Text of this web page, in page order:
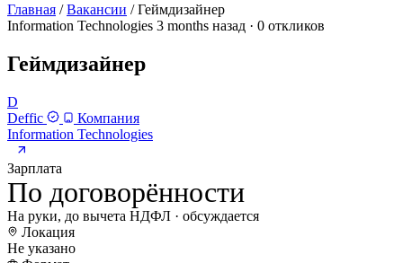
Главная / Вакансии / Геймдизайнер
Information Technologies 3 months назад · 0 откликов
Геймдизайнер
D
Deffic
Компания
Information Technologies
Зарплата
По договорённости
На руки, до вычета НДФЛ · обсуждается
Локация
Не указано